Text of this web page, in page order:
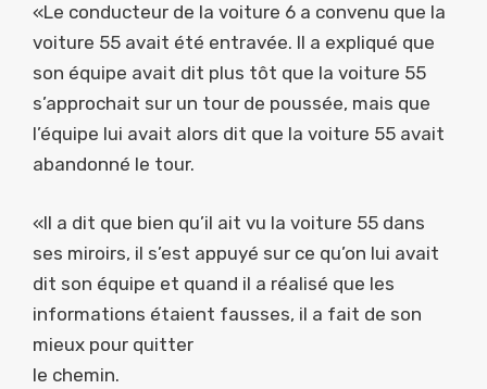
«Le conducteur de la voiture 6 a convenu que la
voiture 55 avait été entravée. Il a expliqué que
son équipe avait dit plus tôt que la voiture 55
s’approchait sur un tour de poussée, mais que
l’équipe lui avait alors dit que la voiture 55 avait
abandonné le tour.
«Il a dit que bien qu’il ait vu la voiture 55 dans
ses miroirs, il s’est appuyé sur ce qu’on lui avait
dit son équipe et quand il a réalisé que les
informations étaient fausses, il a fait de son
mieux pour quitter
le chemin.